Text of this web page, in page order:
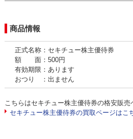
商品情報
正式名称：セキチュー株主優待券
額 面：500円
有効期限：あります
おつり ：出ません
こちらはセキチュー株主優待券の格安販売
セキチュー株主優待券の買取ページはこ